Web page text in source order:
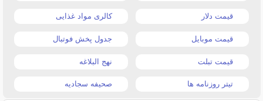
قیمت دلار کالری مواد غذایی
قیمت موبایل جدول پخش فوتبال
قیمت تبلت نهج البلاغه
تیتر روزنامه ها صحیفه سجادیه